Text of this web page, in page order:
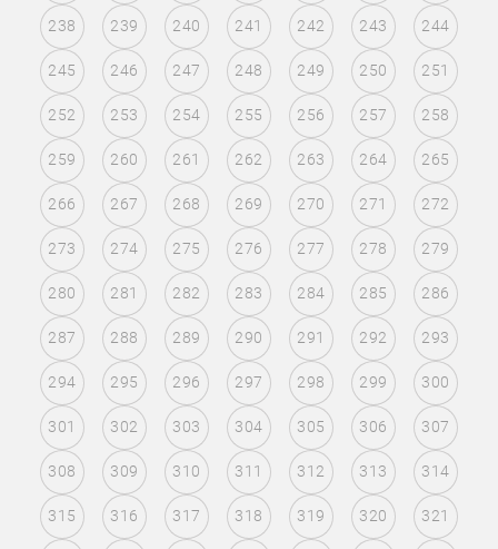
238 239 240 241 242 243 244
245 246 247 248 249 250 251
252 253 254 255 256 257 258
259 260 261 262 263 264 265
266 267 268 269 270 271 272
273 274 275 276 277 278 279
280 281 282 283 284 285 286
287 288 289 290 291 292 293
294 295 296 297 298 299 300
301 302 303 304 305 306 307
308 309 310 311 312 313 314
315 316 317 318 319 320 321